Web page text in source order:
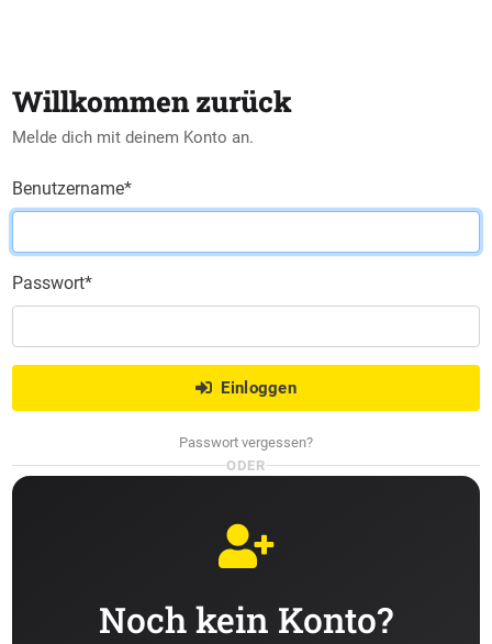
Willkommen zurück
Melde dich mit deinem Konto an.
Benutzername*
Passwort*
Einloggen
Passwort vergessen?
ODER
Noch kein Konto?